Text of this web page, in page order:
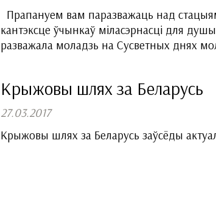
Прапануем вам паразважаць над
кантэксце ўчынкаў міласэрнасці для
разважала моладзь на Сусветных днях
Крыжовы шлях за Беларусь
27.03.2017
Крыжовы шлях за Беларусь заўсёды